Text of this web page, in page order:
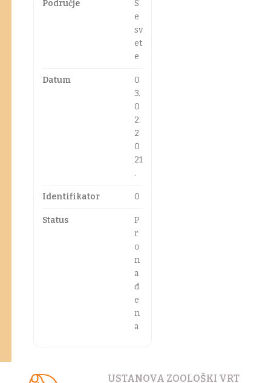
Područje
S
e
sv
et
e
Datum
0
3.
0
2.
2
0
21
.
Identifikator 0
Status
P
r
o
n
a
đ
e
n
a
USTANOVA ZOOLOŠKI VRT